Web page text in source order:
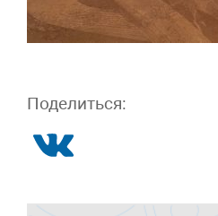
Поделиться: